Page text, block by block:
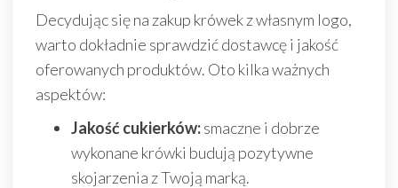
Decydując się na zakup krówek z własnym logo,
warto dokładnie sprawdzić dostawcę i jakość
oferowanych produktów. Oto kilka ważnych
aspektów:
Jakość cukierków:smaczne i dobrze
wykonane krówki budują pozytywne
skojarzenia z Twoją marką.